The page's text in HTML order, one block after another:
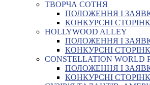
ТВОРЧА СОТНЯ
ПОЛОЖЕННЯ І
КОНКУРСНІ
HOLLYWOOD ALLEY
ПОЛОЖЕННЯ І
КОНКУРСНІ
CONSTELLATION WORLD
ПОЛОЖЕННЯ І
КОНКУРСНІ